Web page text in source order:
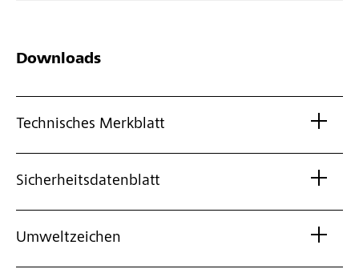
Downloads
Technisches Merkblatt
Sicherheitsdatenblatt
Umweltzeichen